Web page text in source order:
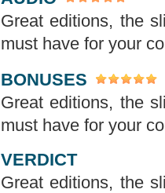
Great editions, the
must have for your
BONUSES
Great editions, the
must have for your
VERDICT
Great editions, the